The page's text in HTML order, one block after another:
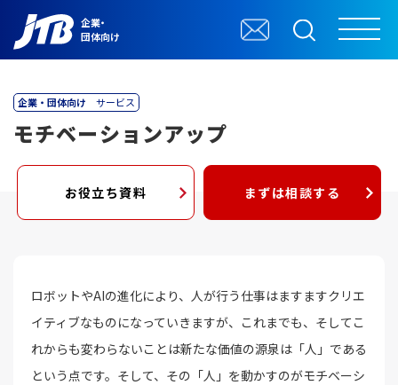
企業・
団体向け
企業・団体向け サービス
モチベーションアップ
お役立ち資料 まずは相談する
ロボットやAIの進化により、人が行う仕事はますますクリエ
イティブなものになっていきますが、これまでも、そしてこ
れからも変わらないことは新たな価値の源泉は「人」である
という点です。そして、その「人」を動かすのがモチベーシ